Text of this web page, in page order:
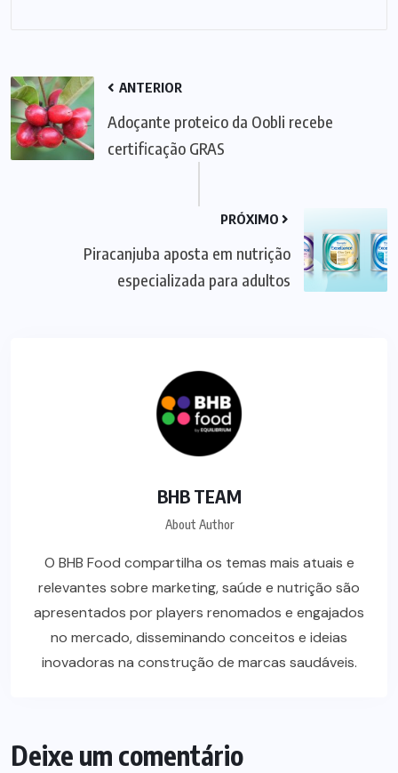
ANTERIOR
Adoçante proteico da Oobli recebe
certificação GRAS
PRÓXIMO
Piracanjuba aposta em nutrição
especializada para adultos
BHB TEAM
About Author
O BHB Food compartilha os temas mais atuais e
relevantes sobre marketing, saúde e nutrição são
apresentados por players renomados e engajados
no mercado, disseminando conceitos e ideias
inovadoras na construção de marcas saudáveis.
Deixe um comentário